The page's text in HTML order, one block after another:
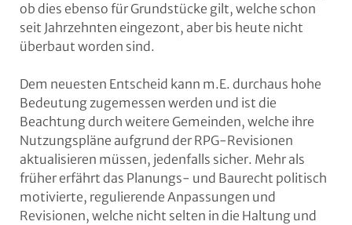
ob dies ebenso für Grundstücke gilt, welche schon
seit Jahrzehnten eingezont, aber bis heute nicht
überbaut worden sind.
Dem neuesten Entscheid kann m.E. durchaus hohe
Bedeutung zugemessen werden und ist die
Beachtung durch weitere Gemeinden, welche ihre
Nutzungspläne aufgrund der RPG-Revisionen
aktualisieren müssen, jedenfalls sicher. Mehr als
früher erfährt das Planungs- und Baurecht politisch
motivierte, regulierende Anpassungen und
Revisionen, welche nicht selten in die Haltung und